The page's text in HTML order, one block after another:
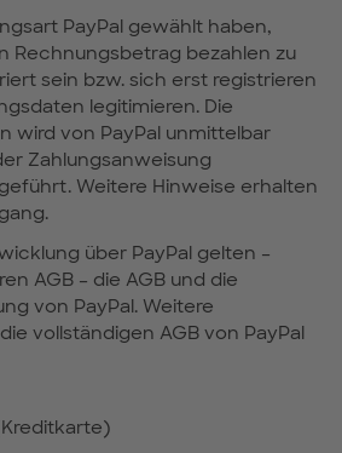
PayPal gewählt haben,
Rechnungsbetrag bezahlen zu
sein bzw. sich erst registrieren
legitimieren. Die
wird von PayPal unmittelbar
Zahlungsanweisung
Weitere Hinweise erhalten
über PayPal gelten –
AGB – die AGB und die
von PayPal. Weitere
vollständigen AGB von PayPal